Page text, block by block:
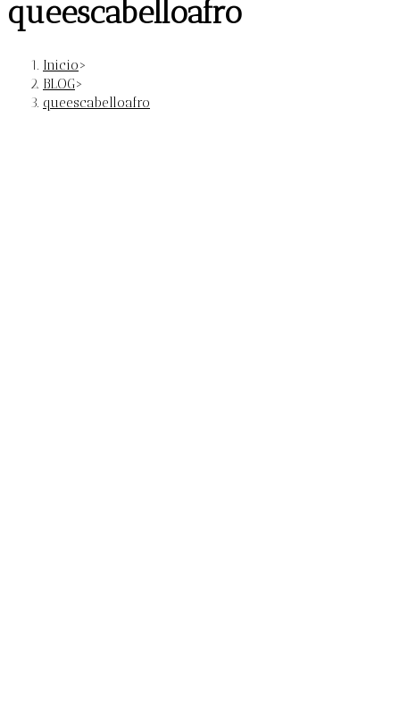
queescabelloafro
Inicio>
BLOG>
queescabelloafro